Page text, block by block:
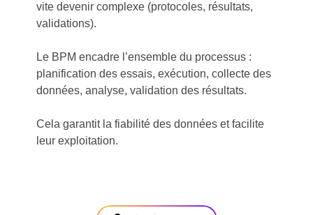
vite devenir complexe (protocoles, résultats,
validations).
Le BPM encadre l’ensemble du processus :
planification des essais, exécution, collecte des
données, analyse, validation des résultats.
Cela garantit la fiabilité des données et facilite
leur exploitation.